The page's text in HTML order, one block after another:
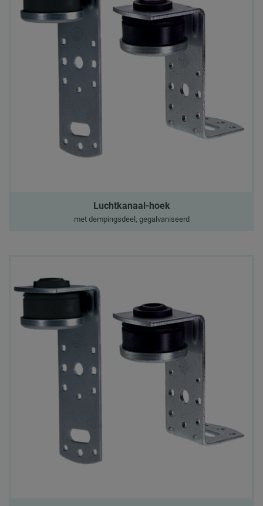
Luchtkanaal-hoek
met dempingsdeel, gegalvaniseerd